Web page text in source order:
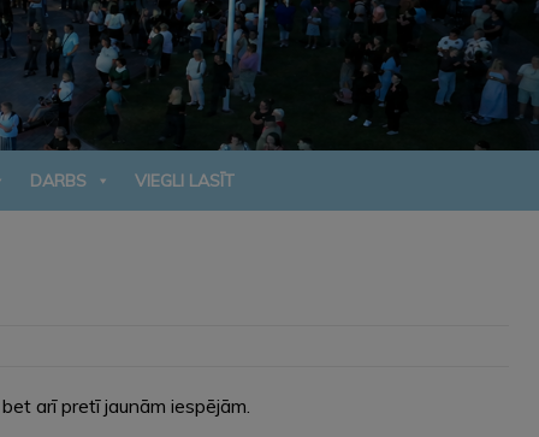
DARBS VIEGLI LASĪT
arī pretī jaunām iespējām.